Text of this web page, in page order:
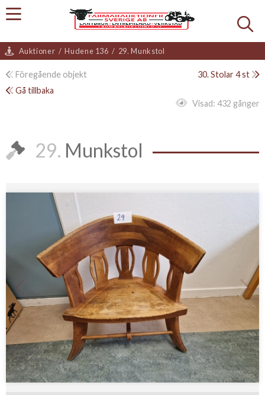
Auktioner / Hudene 136 / 29. Munkstol
Föregående objekt
30. Stolar 4 st
Gå tillbaka
Visad: 432 gånger
29. Munkstol